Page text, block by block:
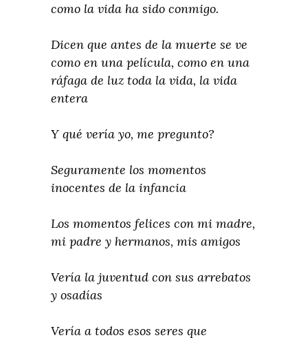
como la vida ha sido conmigo.
Dicen que antes de la muerte se ve
como en una película, como en una
ráfaga de luz toda la vida, la vida
entera
Y qué vería yo, me pregunto?
Seguramente los momentos
inocentes de la infancia
Los momentos felices con mi madre,
mi padre y hermanos, mis amigos
Vería la juventud con sus arrebatos
y osadías
Vería a todos esos seres que